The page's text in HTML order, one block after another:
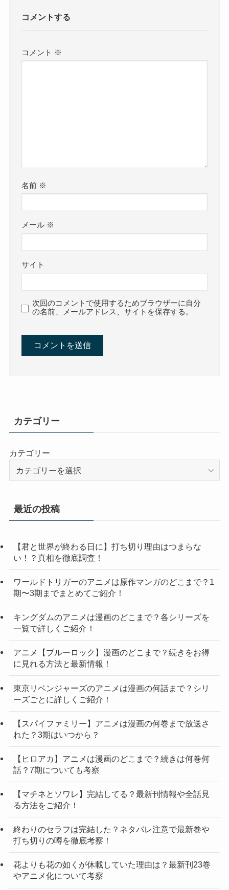
コメントする
コメント ※
名前 ※
メール ※
サイト
次回のコメントで使用するためブラウザーに自分
の名前、メールアドレス、サイトを保存する。
カテゴリー
カテゴリー
最近の投稿
【君と世界が終わる日に】打ち切り理由はつまらな
い！？真相を徹底調査！
ワールドトリガーのアニメは原作マンガのどこまで？1
期〜3期までまとめてご紹介！
キングダムのアニメは漫画のどこまで？各シリーズを
一覧で詳しくご紹介！
アニメ【ブルーロック】漫画のどこまで？続きをお得
に見れる方法と最新情報！
東京リベンジャーズのアニメは漫画の何話まで？シリ
ーズごとに詳しくご紹介！
【スパイファミリー】アニメは漫画の何巻まで放送さ
れた？3期はいつから？
【ヒロアカ】アニメは漫画のどこまで？続きは何巻何
話？7期についても考察
【マチネとソワレ】完結してる？最新刊情報や全話見
る方法をご紹介！
終わりのセラフは完結した？ネタバレ注意で最新巻や
打ち切りの噂を徹底考察！
花よりも花の如くが休載していた理由は？最新刊23巻
やアニメ化について考察